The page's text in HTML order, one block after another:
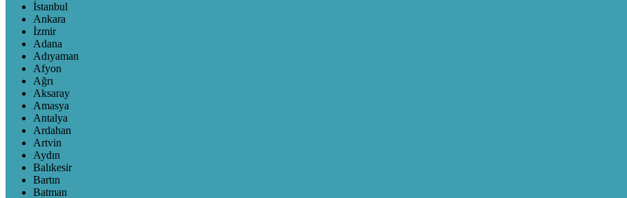
İstanbul
Ankara
İzmir
Adana
Adıyaman
Afyon
Ağrı
Aksaray
Amasya
Antalya
Ardahan
Artvin
Aydın
Balıkesir
Bartın
Batman